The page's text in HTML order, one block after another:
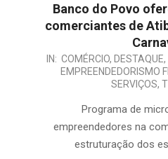
Banco do Povo
comerciantes de
IN: COMÉRCIO, DESTAQUE,
EMPREENDEDORISMO
SERVIÇOS,
Programa de
empreendedores na
estruturação dos